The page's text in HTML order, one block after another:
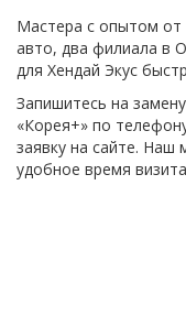
Мастера с опытом от
авто, два филиала в
для Хендай Экус
Запишитесь на
«Корея+» по
заявку на сайте. Наш
удобное время